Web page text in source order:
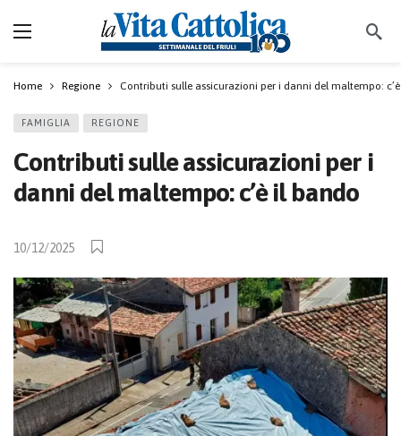
Home Regione Contributi sulle assicurazioni per i danni del maltempo:
FAMIGLIA REGIONE
Contributi sulle assicurazioni per i
danni del maltempo: c’è il bando
10/12/2025